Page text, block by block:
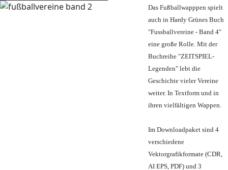
Das Fußballwapppen spielt
auch in Hardy Grünes Buch
"Fussballvereine - Band 4"
eine große Rolle. Mit der
Buchreihe "ZEITSPIEL-
Legenden" lebt die
Geschichte vieler Vereine
weiter. In Textform und in
ihren vielfältigen Wappen.
Im Downloadpaket sind 4
verschiedene
Vektorgrafikformate (CDR,
AI EPS, PDF) und 3